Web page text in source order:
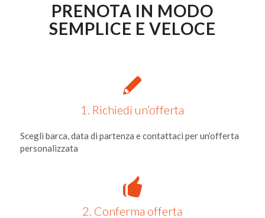
PRENOTA IN MODO
SEMPLICE E VELOCE
1. Richiedi un’offerta
Scegli barca, data di partenza e contattaci per un’offerta
personalizzata
2. Conferma offerta